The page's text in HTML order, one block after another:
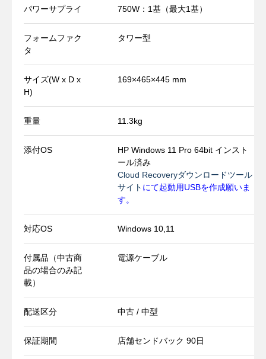
パワーサプライ 750W：1基（最大1基）
フォームファク
タ
タワー型
サイズ(W x D x
H)
169×465×445 mm
重量 11.3kg
添付OS
HP Windows 11 Pro 64bit インスト
ール済み
Cloud Recoveryダウンロードツール
サイト にて起動用USBを作成願いま
す。
対応OS Windows 10,11
付属品（中古商
品の場合のみ記
載）
電源ケーブル
配送区分 中古 / 中型
保証期間 店舗センドバック 90日